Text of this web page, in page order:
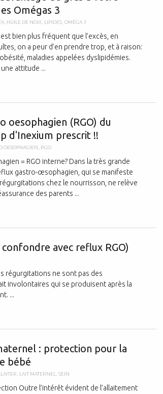
Fièvre
Génétique
Grossesse
Handicap
Hygiène
Omégas 3
HUILE DE NOIX LIPIDES OMÉGA 3
bien plus fréquent que l’excès, en
on a peur d’en prendre trop, et à raison:
maladies appelées dyslipidémies.
attitude ...
oesophagien (RGO) du
d'Inexium prescrit !!
OESOPHAGIEN RGO
= RGO interne? Dans la très grande
gastro-œsophagien, qui se manifeste
chez le nourrisson, ne relève
des parents ...
avec reflux RGO)
régurgitations ne sont pas des
involontaires qui se produisent après la
...
: protection pour la
bébé
LAIT MATERNEL SEIN
Outre l’intérêt évident de l’allaitement